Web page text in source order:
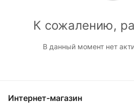
К сожалению,
В данный момент нет
Интернет-магазин